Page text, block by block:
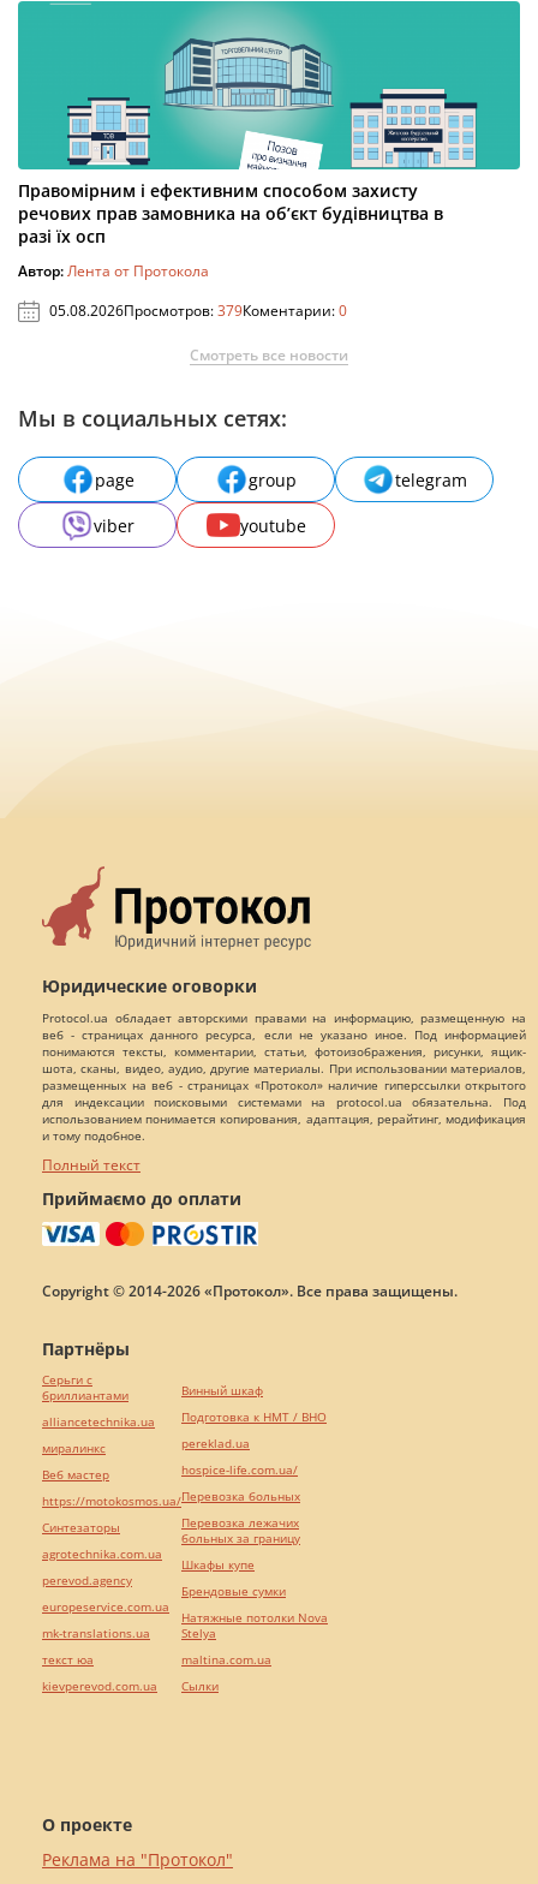
Правомірним і ефективним способом захисту
речових прав замовника на об’єкт будівництва в
разі їх осп
Автор:Лента от Протокола
05.08.2026Просмотров:379Коментарии:0
Смотреть все новости
Мы в социальных сетях:
page group
telegram
viber
youtube
Юридические оговорки
Protocol.ua обладает авторскими правами на информацию, размещенную на
веб - страницах данного ресурса, если не указано иное. Под информацией
понимаются тексты, комментарии, статьи, фотоизображения, рисунки, ящик-
шота, сканы, видео, аудио, другие материалы. При использовании материалов,
размещенных на веб - страницах «Протокол» наличие гиперссылки открытого
для индексации поисковыми системами на protocol.ua обязательна. Под
использованием понимается копирования, адаптация, рерайтинг, модификация
и тому подобное.
Полный текст
Приймаємо до оплати
Copyright © 2014-2026 «Протокол». Все права защищены.
О проекте
Реклама на "Протокол"
Партнёры
Серьги с
бриллиантами
alliancetechnika.ua
миралинкс
Веб мастер
https://motokosmos.ua/
Синтезаторы
agrotechnika.com.ua
perevod.agency
europeservice.com.ua
mk-translations.ua
текст юа
kievperevod.com.ua
Винный шкаф
Подготовка к НМТ / ВНО
pereklad.ua
hospice-life.com.ua/
Перевозка больных
Перевозка лежачих
больных за границу
Шкафы купе
Брендовые сумки
Натяжные потолки Nova
Stelya
maltina.com.ua
Cылки